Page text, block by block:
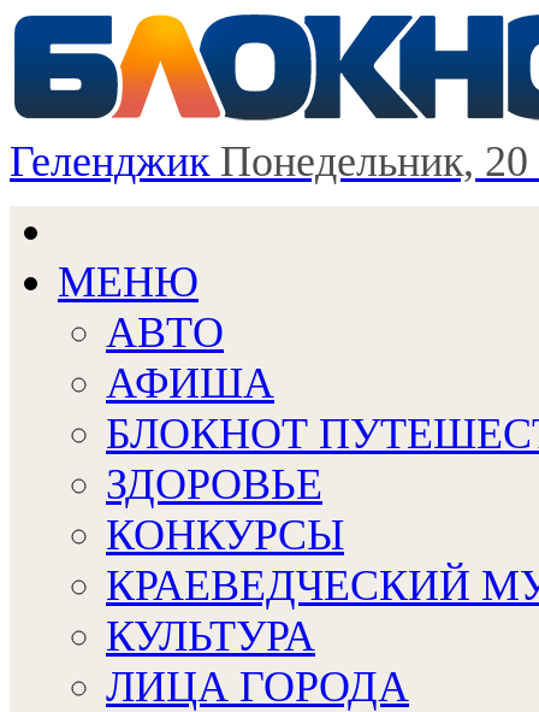
Геленджик Понедельник, 20
МЕНЮ
АВТО
АФИША
БЛОКНОТ
ЗДОРОВЬЕ
КОНКУРСЫ
КРАЕВЕДЧЕСКИЙ
КУЛЬТУРА
ЛИЦА ГОРОДА